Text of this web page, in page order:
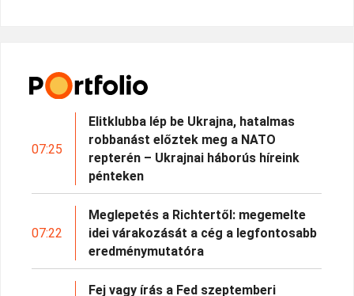
07:25
Elitklubba lép be Ukrajna, hatalmas
robbanást előztek meg a NATO
repterén – Ukrajnai háborús híreink
pénteken
07:22
Meglepetés a Richtertől: megemelte
idei várakozását a cég a legfontosabb
eredménymutatóra
Fej vagy írás a Fed szeptemberi